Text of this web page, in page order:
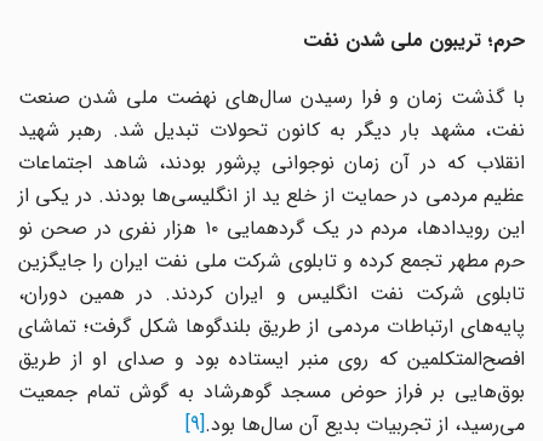
حرم؛ تریبون ملی شدن نفت
با گذشت زمان و فرا رسیدن سال‌های نهضت ملی شدن صنعت
نفت، مشهد بار دیگر به کانون تحولات تبدیل شد. رهبر شهید
انقلاب که در آن زمان نوجوانی پرشور بودند، شاهد اجتماعات
عظیم مردمی در حمایت از خلع ید از انگلیسی‌ها بودند. در یکی از
این رویدادها، مردم در یک گردهمایی ۱۰ هزار نفری در صحن نو
حرم مطهر تجمع کرده و تابلوی شرکت ملی نفت ایران را جایگزین
تابلوی شرکت نفت انگلیس و ایران کردند. در همین دوران،
پایه‌های ارتباطات مردمی از طریق بلندگوها شکل گرفت؛ تماشای
افصح‌المتکلمین که روی منبر ایستاده بود و صدای او از طریق
بوق‌هایی بر فراز حوض مسجد گوهرشاد به گوش تمام جمعیت
می‌رسید، از تجربیات بدیع آن سال‌ها بود.[9]